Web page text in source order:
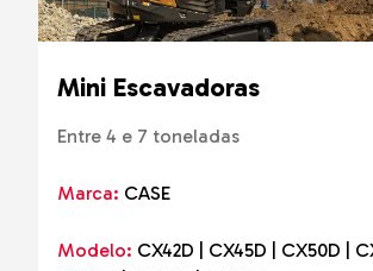
Mini Escavadoras
Entre 4 e 7 toneladas
Marca: CASE
Modelo: CX42D | CX45D | CX50D |